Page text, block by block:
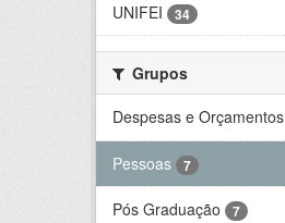
UNIFEI
34
Grupos
Despesas e Orçamentos
Pessoas 7
Pós Graduação 7